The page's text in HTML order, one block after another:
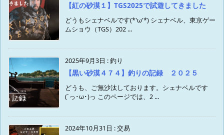
【紅の砂漠１】TGS2025で試遊してきました
どうもシェナベルです(*'ω'*) シェナベル、東京ゲー
ムショウ（TGS）202 ...
2025年9月3日 :釣り
【黒い砂漠４７４】釣りの記録 ２０２５
どうも、ご無沙汰しております。シェナベルです
(´っ･ω･)っ このページでは、2 ...
2024年10月31日 :交易